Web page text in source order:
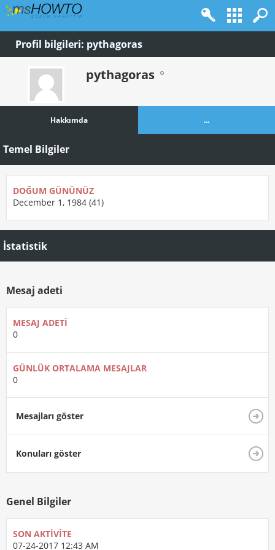
Profil bilgileri: pythagoras
pythagoras
Hakkımda ...
Temel Bilgiler
DOĞUM GÜNÜNÜZ
December 1, 1984 (41)
İstatistik
Mesaj adeti
MESAJ ADETI
0
GÜNLÜK ORTALAMA MESAJLAR
0
Mesajları göster
Konuları göster
Genel Bilgiler
SON AKTIVITE
07-24-2017 12:43 AM